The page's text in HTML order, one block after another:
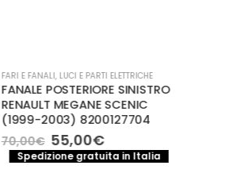
FARI E FANALI, LUCI E PARTI ELETTRICHE
FANALE POSTERIORE SINISTRO
RENAULT MEGANE SCENIC
(1999-2003) 8200127704
70,00€ Il
prezzo
originale
55,00€Il
prezzo
attuale
Spedizione gratuita in Italia